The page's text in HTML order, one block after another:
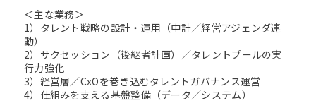
＜主な業務＞
1）タレント戦略の設計・運用（中計／経営アジェンダ連
動）
2）サクセッション（後継者計画）／タレントプールの実
行力強化
3）経営層／CxOを巻き込むタレントガバナンス運営
4）仕組みを支える基盤整備（データ／システム）